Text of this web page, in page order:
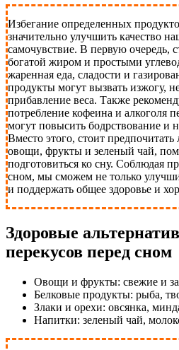
Избегание определенных
значительно улучшить качество
самочувствие. В первую очередь,
богатой жиром и простыми
жаренная еда, сладости и
продукты могут вызвать изжогу,
прибавление веса. Также
потребление кофеина и алкоголя
могут повысить бодрствование и
Вместо этого, стоит
овощи, фрукты и зеленый чай,
подготовиться ко сну. Соблюдая
сном, мы сможем не только
и поддержать общее здоровье и
Здоровые
перекусов перед сном
Овощи и фрукты: свежие и
Белковые продукты: рыба,
Злаки и орехи: овсянка,
Напитки: зеленый чай,